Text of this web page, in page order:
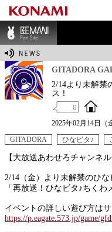
BEMANI Fan Sit
GITADORA
2/14より未解禁
ス！
0
2025年02月14日（
GITADORA
ひなビタ♪
【大放送あわせろチャンネ
2/14（金）より未解禁のひ
「再放送！ひなビタ♪ちくわ
イベントの詳しい遊び方は
https://p.eagate.573.jp/game/